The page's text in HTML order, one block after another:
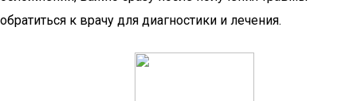
обратиться к врачу для диагностики и лечения.